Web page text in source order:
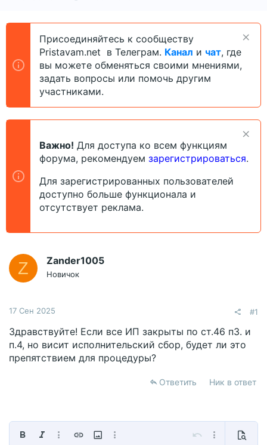
е
н
а
ч
а
а
Присоединяйтесь к сообществу
Pristavam.net в Телеграм. Канал и чат, где
вы можете обменяться своими мнениями,
задать вопросы или помочь другим
участниками.
Важно! Для доступа ко всем функциям
форума, рекомендуем зарегистрироваться.
Для зарегистрированных пользователей
доступно больше функционала и
отсутствует реклама.
Z Zander1005
Новичок
17 Сен 2025 #1
Здравствуйте! Если все ИП закрыты по ст.46 п3. и
п.4, но висит исполнительский сбор, будет ли это
препятствием для процедуры?
Ответить Ник в ответ
ЖирныйКурсивДополнительно...
Вставить ссылку
Вставить изображение
Дополнительно... Отменить